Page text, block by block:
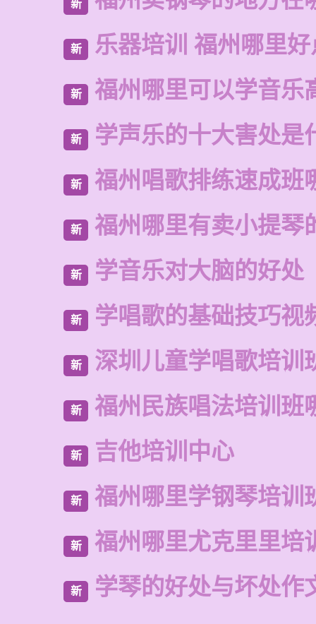
新
新 乐器培训 福州哪里
新 福州哪里可以学音乐
新 学声乐的十大害处是
新 福州唱歌排练速成班
新 福州哪里有卖小提琴
新 学音乐对大脑的好处
新 学唱歌的基础技巧视
新 深圳儿童学唱歌培训
新 福州民族唱法培训班
新 吉他培训中心
新 福州哪里学钢琴培训
新 福州哪里尤克里里培
新 学琴的好处与坏处作